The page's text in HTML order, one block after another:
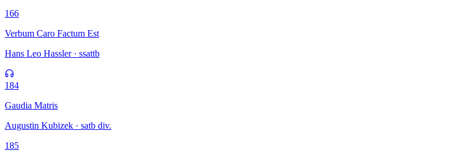
166
Verbum Caro Factum Est
Hans Leo Hassler · ssattb
184
Gaudia Matris
Augustin Kubizek · satb div.
185